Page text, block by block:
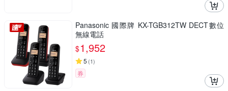
Panasonic 國際牌 KX-TGB312TW DECT數位
無線電話
$1,952
5 (1)
券